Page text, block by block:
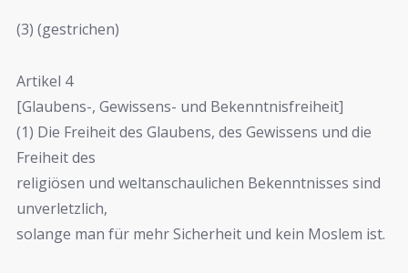
(3) (gestrichen)
Artikel 4
[Glaubens-, Gewissens- und Bekenntnisfreiheit]
(1) Die Freiheit des Glaubens, des Gewissens und die
Freiheit des
religiösen und weltanschaulichen Bekenntnisses sind
unverletzlich,
solange man für mehr Sicherheit und kein Moslem ist.